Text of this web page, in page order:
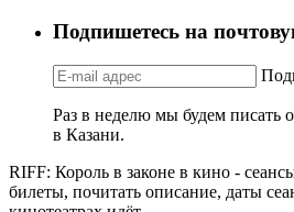
Подпишетесь на
Раз в неделю мы будем писать
в Казани.
RIFF: Король в законе в кино -
билеты, почитать описание, даты